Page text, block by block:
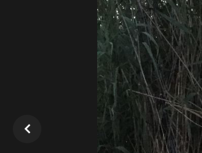
Jugendgalerie
Zeltlager LAB-